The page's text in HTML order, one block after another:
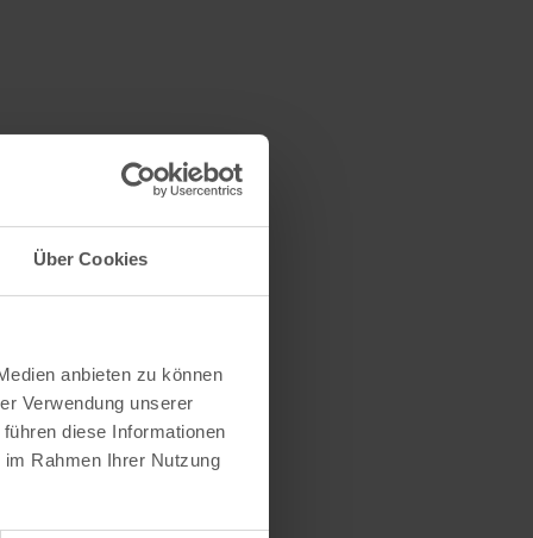
Über Cookies
anbieten zu können
Verwendung unserer
diese Informationen
Rahmen Ihrer Nutzung